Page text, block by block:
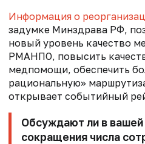
Информация о
задумке Минздрава РФ,
новый уровень качество
РМАНПО, повысить
медпомощи, обеспечить
рациональную»
открывает событийный
Обсуждают ли в
сокращения числа